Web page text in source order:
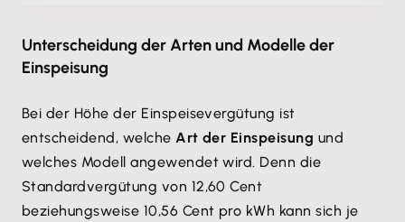
Unterscheidung der Arten und Modelle der
Einspeisung
Bei der Höhe der Einspeisevergütung ist
entscheidend, welcheArt der Einspeisung und
welches Modell angewendet wird. Denn die
Standardvergütung von 12,60 Cent
beziehungsweise 10,56 Cent pro kWh kann sich je